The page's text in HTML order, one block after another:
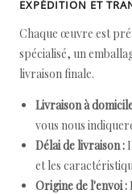
EXPÉDITION ET
Chaque œuvre est
spécialisé, un
livraison finale.
Livraison à
vous nous
Délai de livraison :
et les
Origine de l'envoi :